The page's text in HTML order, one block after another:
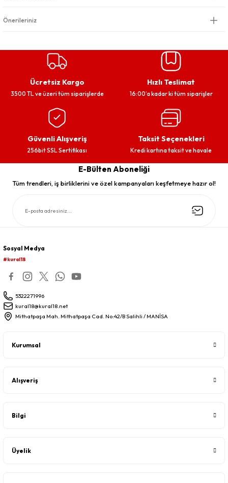
Önerileriniz
Ücretsiz Kargo
3500 TL ve üzeri tüm siparişlerde
Hızlı Teslimat
16:00’a kadar ki tüm siparişler
Güvenli Alışveriş
256bit SSL Sertifikası
Taksit Seçenekleri
Kredi kartına taksit ve havale
E-Bülten Aboneliği
Tüm trendleri, iş birliklerini ve özel kampanyaları keşfetmeye hazır ol!
Sosyal Medya
#kural18
5322271996
kural18@kural18.net
Mithatpaşa Mah. Mithatpaşa Cad. No:42/B Salihli / MANİSA
Kurumsal
Alışveriş
Bilgi
Üyelik